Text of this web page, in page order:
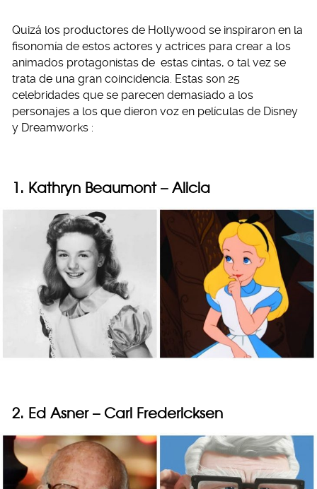
Quizá los productores de Hollywood se inspiraron en la
fisonomía de estos actores y actrices para crear a los
animados protagonistas de estas cintas, o tal vez se
trata de una gran coincidencia. Estas son 25
celebridades que se parecen demasiado a los
personajes a los que dieron voz en películas de Disney
y Dreamworks :
1. Kathryn Beaumont – Alicia
2. Ed Asner – Carl Fredericksen